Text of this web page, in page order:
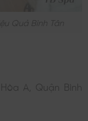
Quả Bình Tân
A, Quận Bình